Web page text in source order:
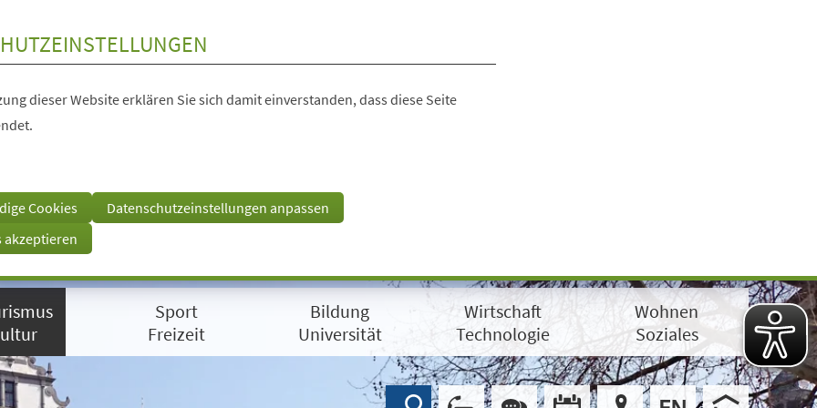
dieser Website erklären Sie sich damit einverstanden, dass diese Seite
Cookies
Datenschutzeinstellungen anpassen
akzeptieren
Sport
Freizeit
Bildung
Universität
Wirtschaft
Technologie
Wohnen
Soziales